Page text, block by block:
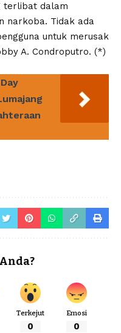
terlibat dalam
narkoba. Tidak ada
untuk merusak
A. Condroputro. (*)
Terkejut
0
Emosi
0